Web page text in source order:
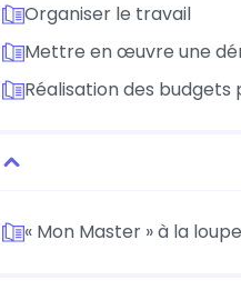
Organiser le travail
Mettre en œuvre une
Réalisation des budgets
« Mon Master » à la loupe